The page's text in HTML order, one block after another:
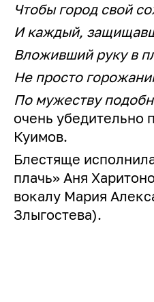
Чтобы город свой
И каждый,
Вложивший руку в
Не просто
По мужеству
очень убедительно
Куимов.
Блестяще
плачь» Аня
вокалу Мария
Злыгостева).